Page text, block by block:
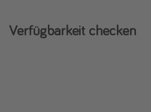
Verfügbarkeit checken